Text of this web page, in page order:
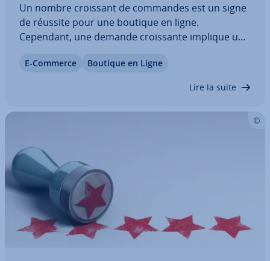
Un nombre croissant de commandes est un signe
de réussite pour une boutique en ligne.
Cependant, une demande crois­sante implique un
pour vous éviter toute con­sé­quence fâcheuse. Se
E-Commerce Boutique en Ligne
Lire la suite